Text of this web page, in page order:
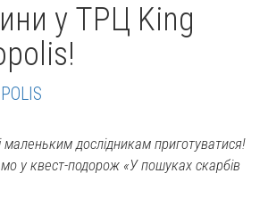
у ТРЦ King
маленьким дослідникам приготуватися!
у квест-подорож «У пошуках скарбів